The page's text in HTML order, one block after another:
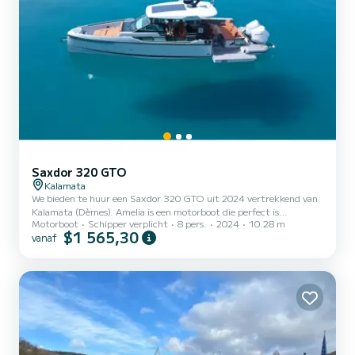
Saxdor 320 GTO
Kalamata
We bieden te huur een Saxdor 320 GTO uit 2024 vertrekkend van
Kalamata (Dèmes). Amelia is een motorboot die perfect is
aangepast voor alle verhuur. Deze motorboot is zeer aangenaam om
te hanteren voor een week cruise of meer. Je bent gegarandeerd
volgende uitrusting: Boegschroef, Dekdouche, Zonnepaneel. Je
kunt ons je boekingsverzoek sturen op SamBoat!
Motorboot Schipper verplicht 8 pers. 2024 10.28 m
vanaf $1 565,30